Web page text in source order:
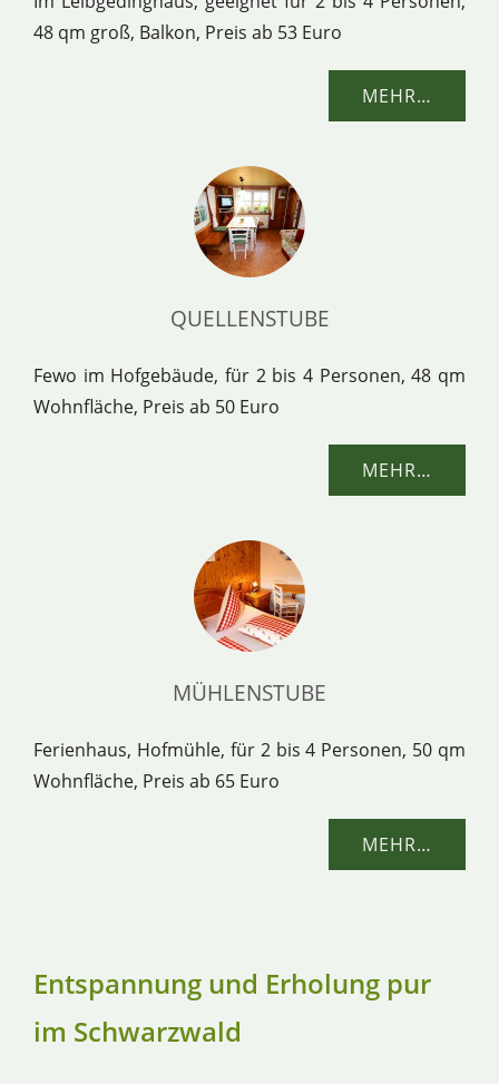
48 qm groß, Balkon, Preis ab 53 Euro
MEHR…
QUELLENSTUBE
Fewo im Hofgebäude, für 2 bis 4 Personen, 48 qm
Wohnfläche, Preis ab 50 Euro
MEHR…
MÜHLENSTUBE
Ferienhaus, Hofmühle, für 2 bis 4 Personen, 50 qm
Wohnfläche, Preis ab 65 Euro
MEHR…
Entspannung und Erholung pur
im Schwarzwald